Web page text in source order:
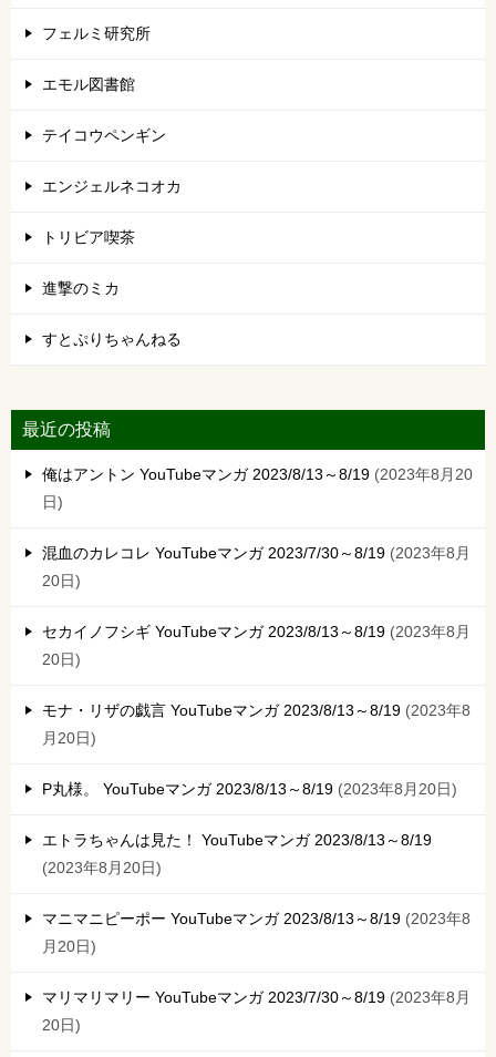
フェルミ研究所
エモル図書館
テイコウペンギン
エンジェルネコオカ
トリビア喫茶
進撃のミカ
すとぷりちゃんねる
最近の投稿
俺はアントン YouTubeマンガ 2023/8/13～8/19
2023年8月20
日
混血のカレコレ YouTubeマンガ 2023/7/30～8/19
2023年8月
20日
セカイノフシギ YouTubeマンガ 2023/8/13～8/19
2023年8月
20日
モナ・リザの戯言 YouTubeマンガ 2023/8/13～8/19
2023年8
月20日
P丸様。 YouTubeマンガ 2023/8/13～8/19 2023年8月20日
エトラちゃんは見た！ YouTubeマンガ 2023/8/13～8/19
2023年8月20日
マニマニピーポー YouTubeマンガ 2023/8/13～8/19
2023年8
月20日
マリマリマリー YouTubeマンガ 2023/7/30～8/19
2023年8月
20日